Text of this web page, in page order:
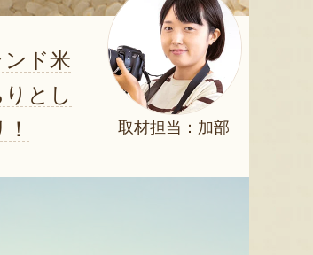
取材担当：加部
ンド米
とし